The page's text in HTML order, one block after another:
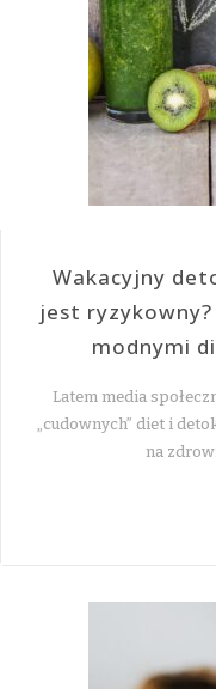
Wakacyjny
jest
modnymi
Latem media
„cudownych” diet i
na